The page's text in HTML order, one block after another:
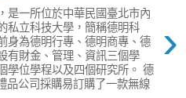
›
是一所位於中華民國臺北市內
私立科技大學，簡稱德明科
身為德明行專、德明商專、德
有財金、管理、資訊三個學
學位學程以及四個研究所。 德
品公司採購易訂購了一款無線